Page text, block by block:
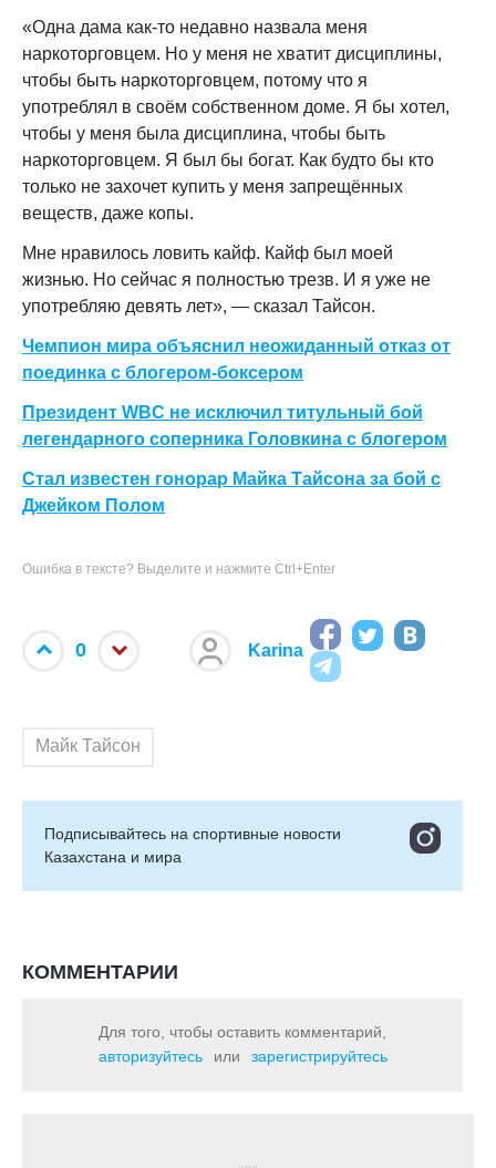
«Одна дама как-то недавно назвала меня
наркоторговцем. Но у меня не хватит дисциплины,
чтобы быть наркоторговцем, потому что я
употреблял в своём собственном доме. Я бы хотел,
чтобы у меня была дисциплина, чтобы быть
наркоторговцем. Я был бы богат. Как будто бы кто
только не захочет купить у меня запрещённых
веществ, даже копы.
Мне нравилось ловить кайф. Кайф был моей
жизнью. Но сейчас я полностью трезв. И я уже не
употребляю девять лет», — сказал Тайсон.
Чемпион мира объяснил неожиданный отказ от
поединка с блогером-боксером
Президент WBC не исключил титульный бой
легендарного соперника Головкина с блогером
Стал известен гонорар Майка Тайсона за бой с
Джейком Полом
Ошибка в тексте? Выделите и нажмите Ctrl+Enter
0 Karina
Майк Тайсон
Подписывайтесь на cпортивные новости
Казахстана и мира
КОММЕНТАРИИ
Для того, чтобы оставить комментарий,
авторизуйтесь
или зарегистрируйтесь